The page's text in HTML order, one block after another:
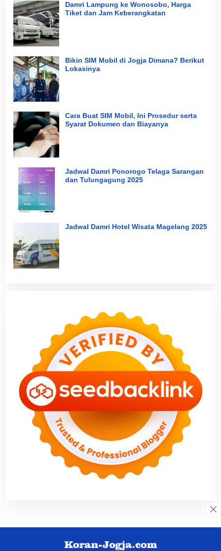
Damri Lampung ke Wonosobo, Harga
Tiket dan Jam Keberangkatan
Bikin SIM Mobil di Jogja Dimana? Berikut
Lokasinya
Cara Buat SIM Mobil, Ini Prosedur serta
Syarat Dokumen dan Biayanya
Jadwal Damri Ponorogo Telaga Sarangan
dan Tulungagung 2025
Jadwal Damri Hotel Wisata Magelang 2025